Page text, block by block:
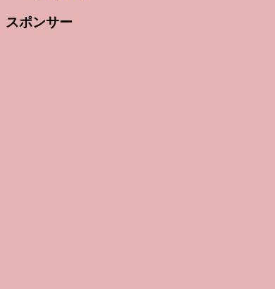
スポンサー